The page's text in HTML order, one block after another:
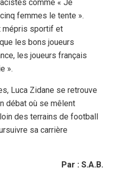
comme « Je
femmes le tente ».
mépris sportif et
les bons joueurs
les joueurs français
».
Luca Zidane se retrouve
débat où se mêlent
des terrains de football
sa carrière
Par : S.A.B.